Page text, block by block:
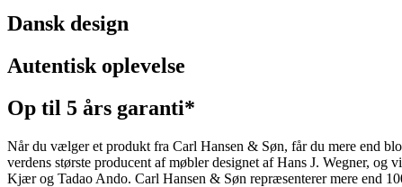
Dansk design
Autentisk oplevelse
Op til 5 års garanti*
Når du vælger et produkt fra Carl Hansen & Søn, får du mere end
verdens største producent af møbler designet af Hans J. Wegner,
Kjær og Tadao Ando. Carl Hansen & Søn repræsenterer mere end